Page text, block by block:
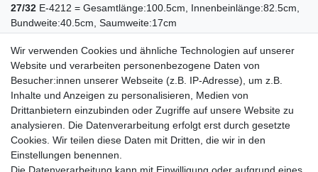
27/32 E-4212 = Gesamtlänge:100.5cm, Innenbeinlänge:82.5cm,
Bundweite:40.5cm, Saumweite:17cm
Style = MENDEL
Fabric = D1510
Wash = RW094
Colour = DMBL
012891-27 ( W27 / L32 ) - E-4212
Wir verwenden Cookies und ähnliche Technologien auf unserer
Website und verarbeiten personenbezogene Daten von
Besucher:innen unserer Webseite (z.B. IP-Adresse), um z.B.
Inhalte und Anzeigen zu personalisieren, Medien von
Drittanbietern einzubinden oder Zugriffe auf unsere Website zu
analysieren. Die Datenverarbeitung erfolgt erst durch gesetzte
Cookies. Wir teilen diese Daten mit Dritten, die wir in den
Einstellungen benennen.